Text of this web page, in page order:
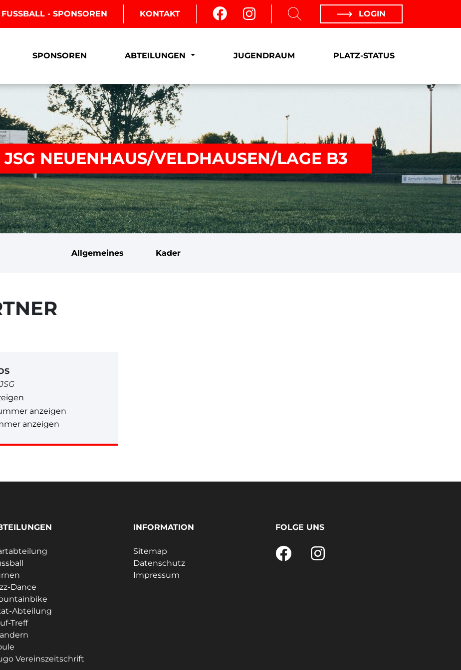
FUSSBALL - SPONSOREN KONTAKT LOGIN
SPONSOREN ABTEILUNGEN JUGENDRAUM PLATZ-STATUS
JSG NEUENHAUS/VELDHAUSEN/LAGE B3
Allgemeines Kader
anzeigen
anzeigen
Dance
Abteilung
Treff
Vereinszeitschrift
INFORMATION
Sitemap
Datenschutz
Impressum
FOLGE UNS